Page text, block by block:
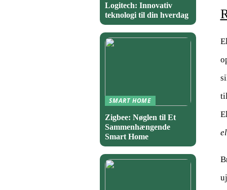
Logitech: Innovativ
teknologi til din hverdag
SMART HOME
Zigbee: Nøglen til Et
Sammenhængende
Smart Home